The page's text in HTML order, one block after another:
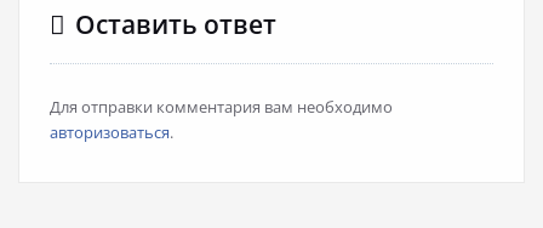
Оставить ответ
Для отправки комментария вам необходимо
авторизоваться.